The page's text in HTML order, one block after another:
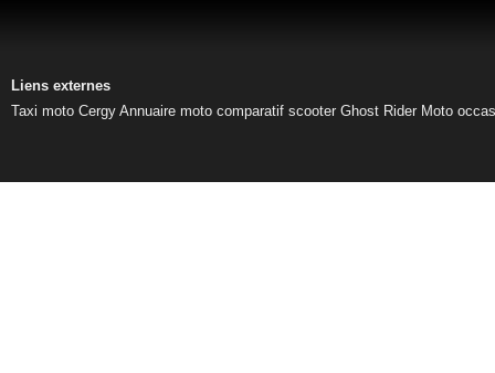
Liens externes
Taxi moto Cergy Annuaire moto comparatif scooter Ghost Rider Moto